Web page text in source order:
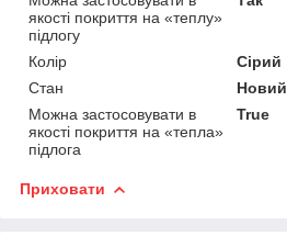
якості покриття на «теплу»
підлогу
Колір
Сірий
Стан
Новий
Можна застосовувати в
якості покриття на «тепла»
підлога
True
Приховати